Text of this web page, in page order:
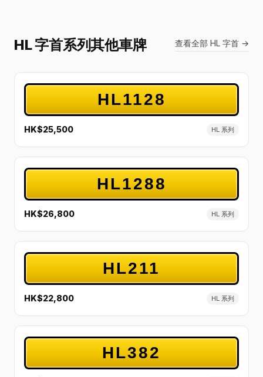
HL 字首系列其他車牌 查看全部 HL 字首 →
HL1128
HK$25,500 HL 系列
HL1288
HK$26,800 HL 系列
HL211
HK$22,800 HL 系列
HL382